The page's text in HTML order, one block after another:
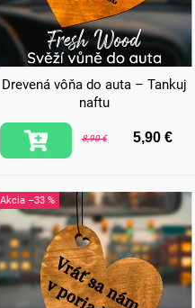
Drevená vôňa do auta – Tankuj
naftu
8,90 € 5,90 €
–33 %